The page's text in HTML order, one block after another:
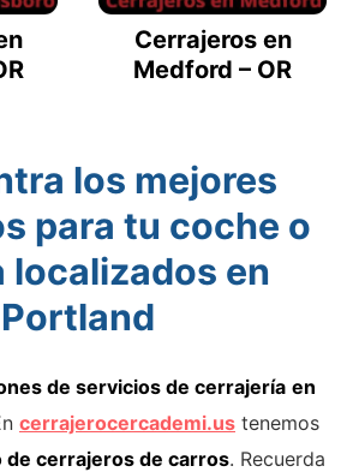
Cerrajeros en
Medford – OR
los mejores
para tu coche o
localizados en
Portland
de servicios de cerrajería en
cerrajerocercademi.us tenemos
cerrajeros de carros. Recuerda